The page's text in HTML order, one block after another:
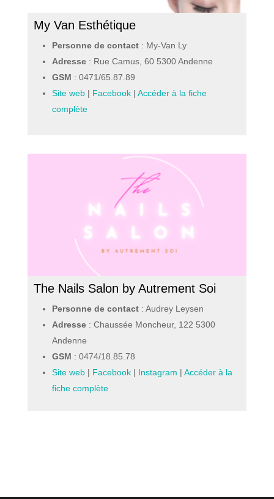
My Van Esthétique
Personne de contact: My-Van Ly
Adresse: Rue Camus, 60 5300 Andenne
GSM : 0471/65.87.89
Site web| Facebook| Accéder à la fiche
complète
The Nails Salon by Autrement Soi
Personne de contact: Audrey Leysen
Adresse: Chaussée Moncheur, 122 5300
Andenne
GSM : 0474/18.85.78
Site web| Facebook| Instagram | Accéder à la
fiche complète